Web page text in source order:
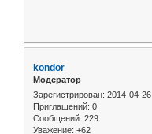
kondor
Модератор
Зарегистрирован: 2014-04-26
Приглашений: 0
Сообщений: 229
Уважение: +62